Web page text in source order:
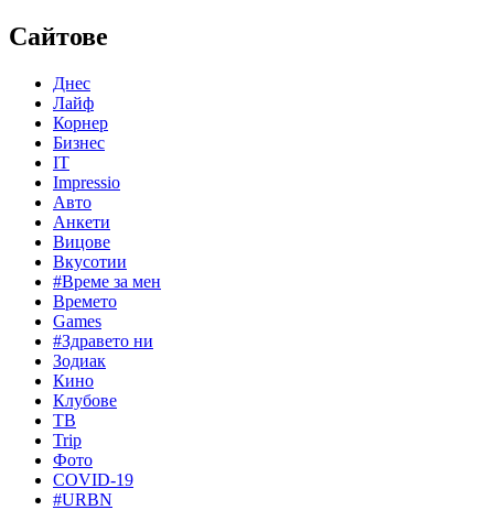
Сайтове
Днес
Лайф
Корнер
Бизнес
IT
Impressio
Авто
Анкети
Вицове
Вкусотии
#Време за мен
Времето
Games
#Здравето ни
Зодиак
Кино
Клубове
ТВ
Trip
Фото
COVID-19
#URBN